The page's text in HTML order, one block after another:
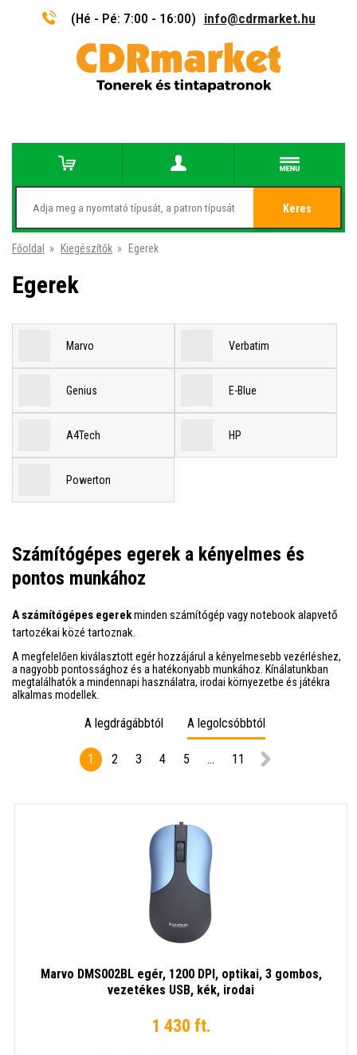
(Hé - Pé: 7:00 - 16:00) info@cdrmarket.hu
Keres
Főoldal » Kiegészítők » Egerek
Egerek
Marvo Verbatim
Genius E-Blue
A4Tech HP
Powerton
Számítógépes egerek a kényelmes és
pontos munkához
A számítógépes egerekminden számítógép vagy notebook alapvető
tartozékai közé tartoznak.
A megfelelően kiválasztott egér hozzájárul a kényelmesebb vezérléshez,
a nagyobb pontossághoz és a hatékonyabb munkához. Kínálatunkban
megtalálhatók a mindennapi használatra, irodai környezetbe és játékra
alkalmas modellek.
A legdrágábbtól A legolcsóbbtól
1 2 3 4 5 ... 11
Marvo DMS002BL egér, 1200 DPI, optikai, 3 gombos,
vezetékes USB, kék, irodai
1 430 ft.